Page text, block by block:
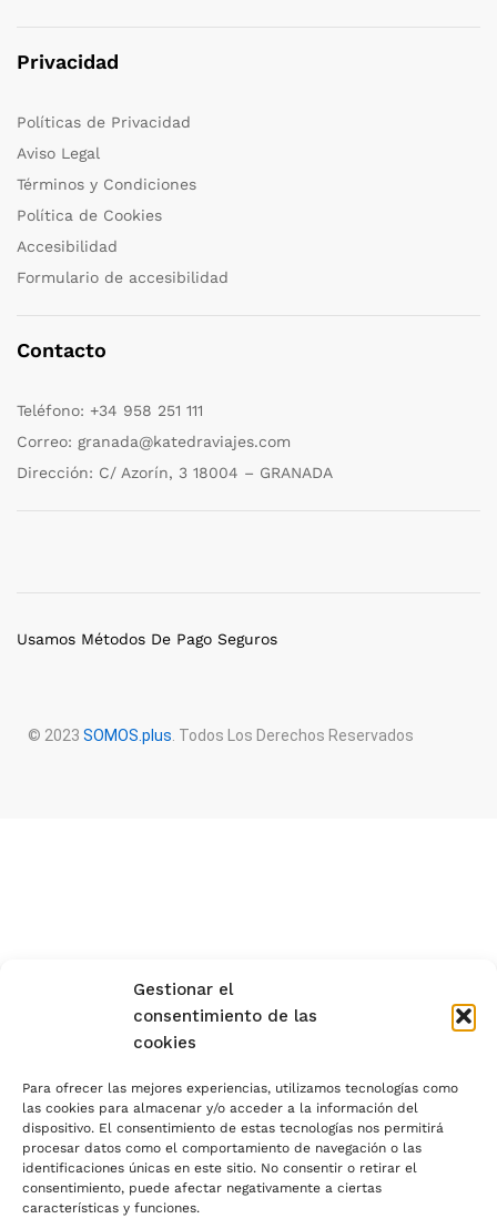
Gestionar el
consentimiento de las
cookies
Para ofrecer las mejores experiencias, utilizamos tecnologías como
las cookies para almacenar y/o acceder a la información del
dispositivo. El consentimiento de estas tecnologías nos permitirá
procesar datos como el comportamiento de navegación o las
identificaciones únicas en este sitio. No consentir o retirar el
consentimiento, puede afectar negativamente a ciertas
características y funciones.
Privacidad
Políticas de Privacidad
Aviso Legal
Términos y Condiciones
Política de Cookies
Accesibilidad
Formulario de accesibilidad
Contacto
Teléfono: +34 958 251 111
Correo: granada@katedraviajes.com
Dirección: C/ Azorín, 3 18004 – GRANADA
© 2023 SOMOS.plus . Todos Los Derechos Reservados
Usamos Métodos De Pago Seguros